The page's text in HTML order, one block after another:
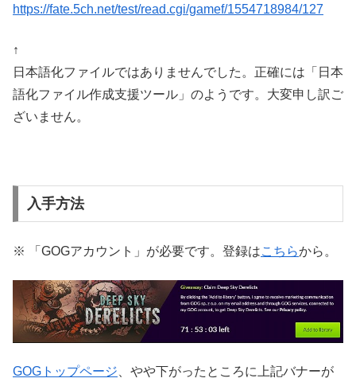
https://fate.5ch.net/test/read.cgi/gamef/1554718984/127
↑
日本語化ファイルではありませんでした。正確には「日本
語化ファイル作成支援ツール」のようです。大変申し訳ご
ざいません。
入手方法
※ 「GOGアカウント」が必要です。登録はこちらから。
GOGトップページ 、やや下がったところに上記バナーが